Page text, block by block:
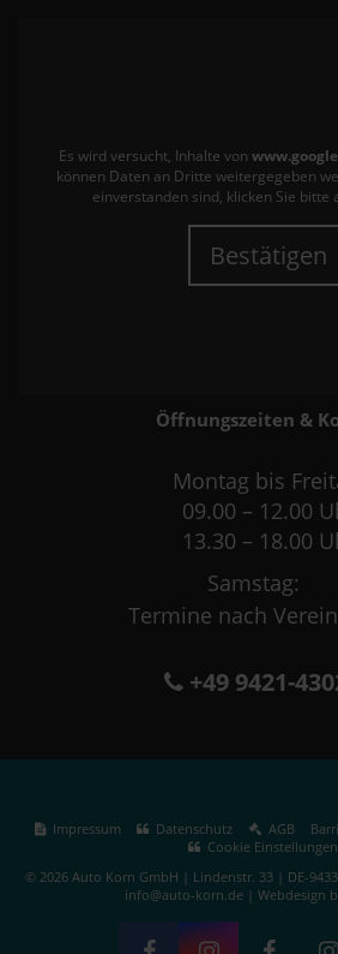
Es wird versucht, Inhalte von
können Daten an Dritte weitergegeben
einverstanden sind, klicken Sie bitte
Bestätigen
Öffnungszeiten &
Montag bis
09.00 – 12.00
13.30 – 18.00
Samstag:
Termine nach
+49 9421-
Impressum Datenschutz AGB
Cookie Einstellungen
© 2026 Auto Korn GmbH | Lindenstr. 33 | DE-
info@auto-korn.de | Webdesign